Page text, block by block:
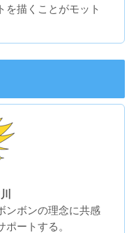
を描くことがモット
ンボンの理念に共感
ートする。